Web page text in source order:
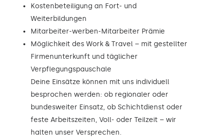
Kostenbeteiligung an Fort- und
Weiterbildungen
Mitarbeiter-werben-Mitarbeiter Prämie
Möglichkeit des Work & Travel – mit gestellter
Firmenunterkunft und täglicher
Verpflegungspauschale
Deine Einsätze können mit uns individuell
besprochen werden: ob regionaler oder
bundesweiter Einsatz, ob Schichtdienst oder
feste Arbeitszeiten, Voll- oder Teilzeit – wir
halten unser Versprechen.